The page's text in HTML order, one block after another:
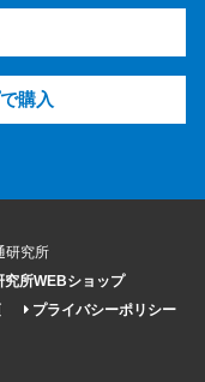
購入
研究所
所WEBショップ
プライバシーポリシー